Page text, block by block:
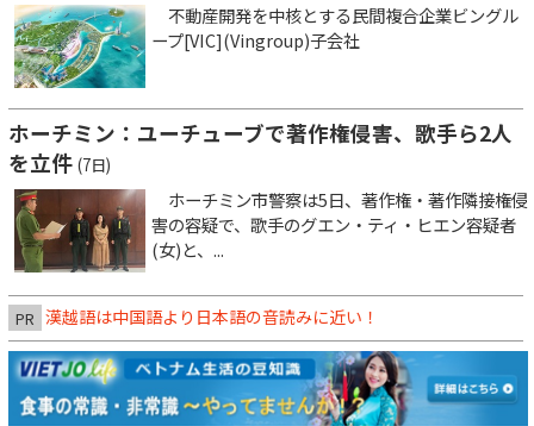
不動産開発を中核とする民間複合企業ビングル
ープ[VIC](Vingroup)子会社
ホーチミン：ユーチューブで著作権侵害、歌手ら2人
を立件 (7日)
ホーチミン市警察は5日、著作権・著作隣接権侵
害の容疑で、歌手のグエン・ティ・ヒエン容疑者
(女)と、...
PR 漢越語は中国語より日本語の音読みに近い！